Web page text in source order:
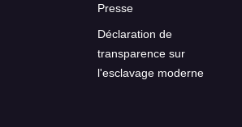
Presse
Déclaration de
transparence sur
l'esclavage moderne